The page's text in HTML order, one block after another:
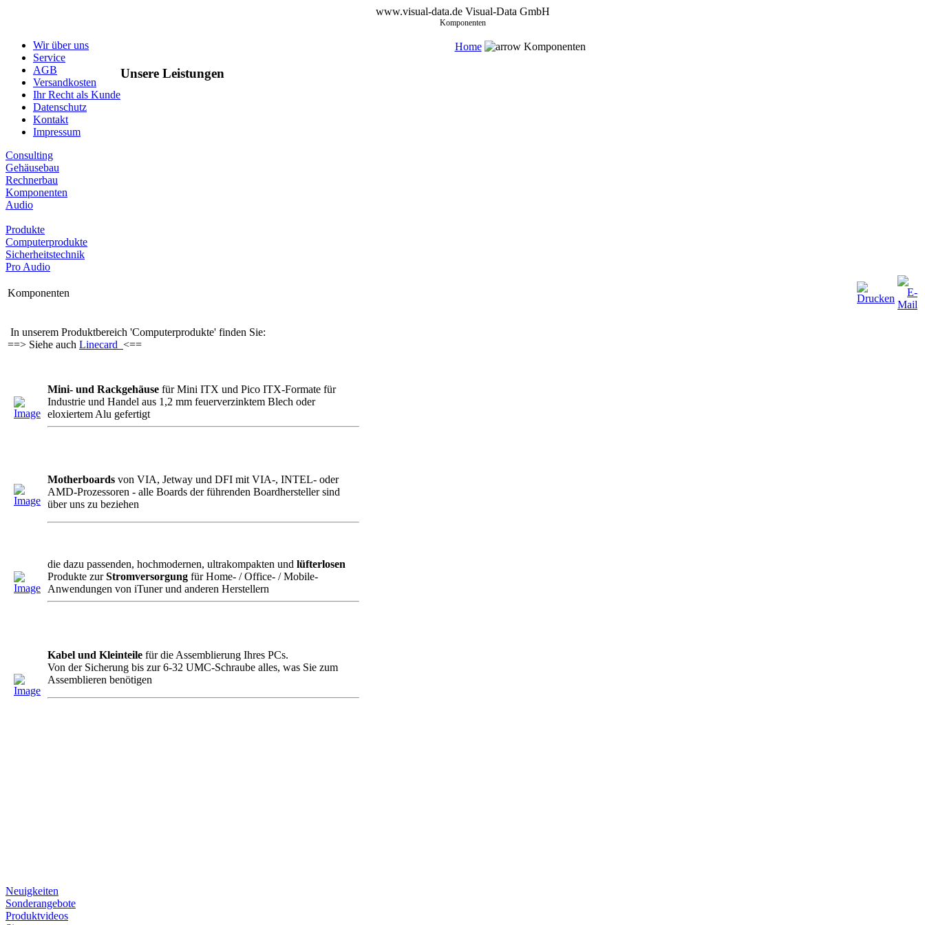
www.visual-data.de Visual-Data GmbH
Komponenten
Wir über uns
Service
AGB
Versandkosten
Ihr Recht als Kunde
Datenschutz
Kontakt
Impressum
Home Komponenten
Unsere Leistungen
Consulting
Gehäusebau
Rechnerbau
Komponenten
Audio
Produkte
Computerprodukte
Sicherheitstechnik
Pro Audio
Komponenten
In unserem Produktbereich 'Computerprodukte' finden Sie:
==> Siehe auch Linecard <==
Mini- und Rackgehäuse für Mini ITX und Pico ITX-Formate für
Industrie und Handel aus 1,2 mm feuerverzinktem Blech oder
eloxiertem Alu gefertigt
Motherboards von VIA, Jetway und DFI mit VIA-, INTEL- oder
AMD-Prozessoren - alle Boards der führenden Boardhersteller sind
über uns zu beziehen
die dazu passenden, hochmodernen, ultrakompakten und lüfterlosen
Produkte zurStromversorgung für Home- / Office- / Mobile-
Anwendungen von iTuner und anderen Herstellern
Kabel und Kleinteile für die Assemblierung Ihres PCs.
Von der Sicherung bis zur 6-32 UMC-Schraube alles, was Sie zum
Assemblieren benötigen
Neuigkeiten
Sonderangebote
Produktvideos